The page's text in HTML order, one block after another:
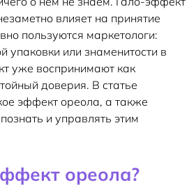
влияет на принятие
пользуются маркетологи:
упаковки или знаменитости в
уже воспринимают как
доверия. В статье
эффект ореола, а также
и управлять этим
ореола?